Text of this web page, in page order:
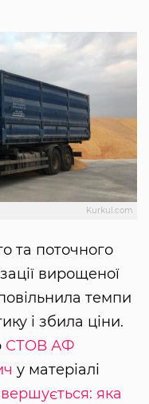
Kurkul.com
та поточного
вирощеної
темпи
і збила ціни.
СТОВ АФ
у матеріалі
яка